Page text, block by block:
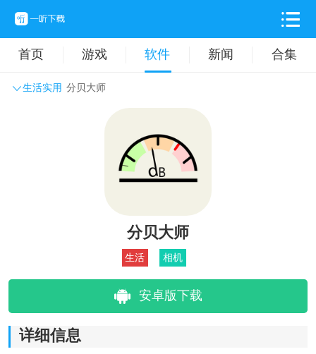
首页 游戏 软件 新闻 合集
生活实用 分贝大师
主题壁纸 旅游出行
拍摄美化 时尚购物
分贝大师
生活 相机
安卓版下载
详细信息